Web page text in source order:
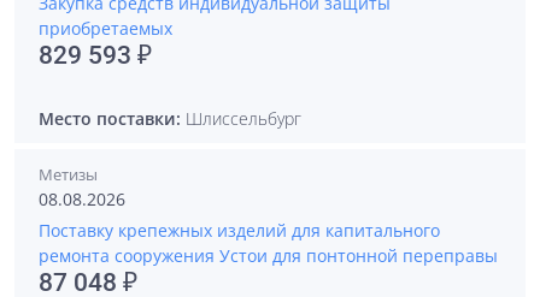
приобретаемых
829 593 ₽
Место поставки: Шлиссельбург
Метизы
08.08.2026
Поставку крепежных изделий для капитального
ремонта сооружения Устои для понтонной переправы
87 048 ₽